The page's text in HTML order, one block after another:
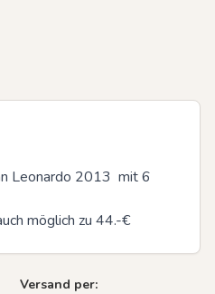
Leonardo 2013  mit 6
möglich zu 44.-€
Versand per: